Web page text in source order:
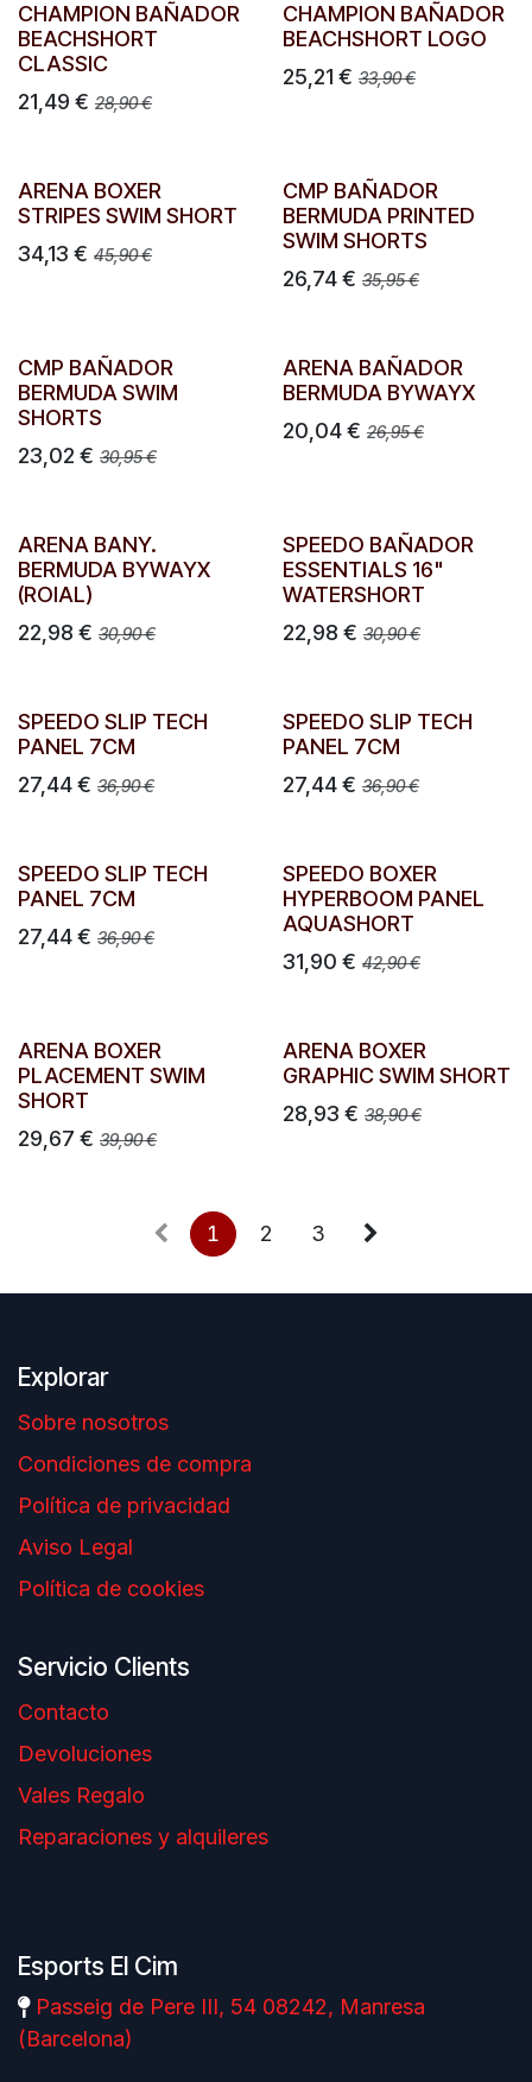
CHAMPION BAÑADOR
BEACHSHORT
CLASSIC
21,49 € 28,90€
CHAMPION BAÑADOR
BEACHSHORT LOGO
25,21 € 33,90€
ARENA BOXER
STRIPES SWIM SHORT
34,13 € 45,90€
CMP BAÑADOR
BERMUDA PRINTED
SWIM SHORTS
26,74€ 35,95€
CMP BAÑADOR
BERMUDA SWIM
SHORTS
23,02 € 30,95€
ARENA BAÑADOR
BERMUDA BYWAYX
20,04€ 26,95€
ARENA BANY.
BERMUDA BYWAYX
(ROIAL)
22,98 € 30,90€
SPEEDO BAÑADOR
ESSENTIALS 16"
WATERSHORT
22,98 € 30,90€
SPEEDO SLIP TECH
PANEL 7CM
27,44€ 36,90€
SPEEDO SLIP TECH
PANEL 7CM
27,44€ 36,90€
SPEEDO SLIP TECH
PANEL 7CM
27,44€ 36,90€
SPEEDO BOXER
HYPERBOOM PANEL
AQUASHORT
31,90 € 42,90€
ARENA BOXER
PLACEMENT SWIM
SHORT
29,67 € 39,90€
ARENA BOXER
GRAPHIC SWIM SHORT
28,93 € 38,90€
1 2 3
Explorar
Sobre nosotros
Condiciones de compra
Política de privacidad
Aviso Legal
Política de cookies
Servicio Clients
Contacto
Devoluciones
Vales Regalo
Reparaciones y alquileres
Esports El Cim
Passeig de Pere III, 54 08242, Manresa
(Barcelona)